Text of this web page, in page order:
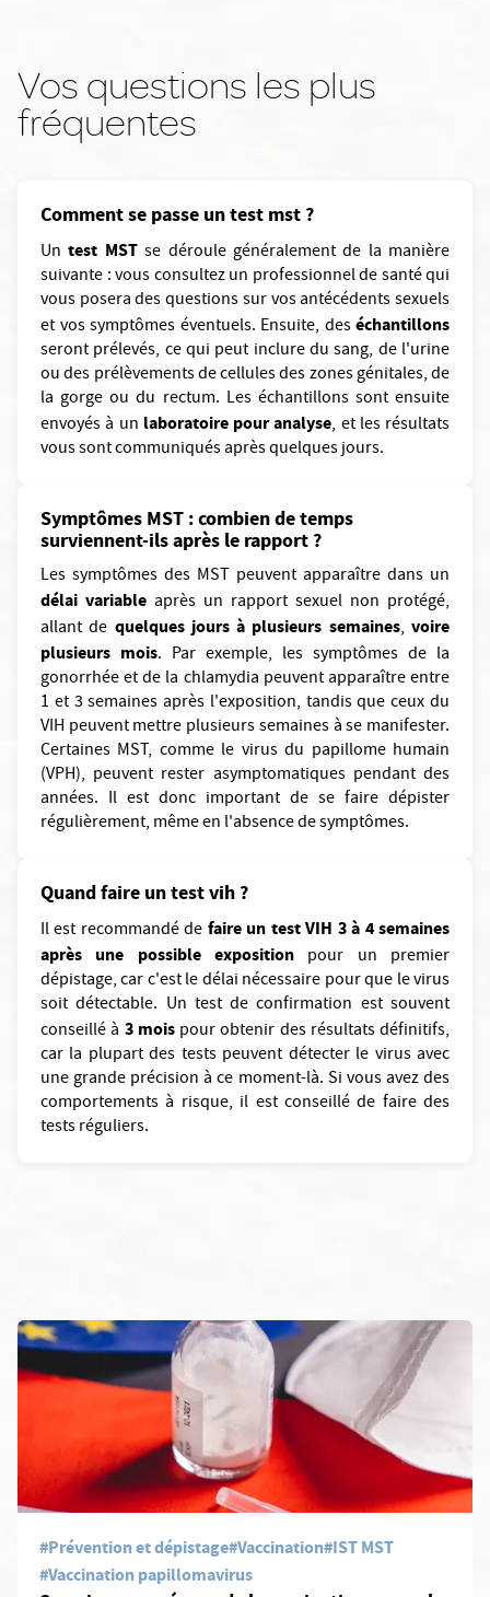
Vos questions les plus
fréquentes
Comment se passe un test mst ?
Untest MSTse déroule généralement de la manière
suivante : vous consultez un professionnel de santé qui
vous posera des questions sur vos antécédents sexuels
et vos symptômes éventuels. Ensuite, deséchantillons
seront prélevés, ce qui peut inclure du sang, de l'urine
ou des prélèvements de cellules des zones génitales, de
la gorge ou du rectum. Les échantillons sont ensuite
envoyés à un laboratoire pour analyse, et les résultats
vous sont communiqués après quelques jours.
Symptômes MST : combien de temps
surviennent-ils après le rapport ?
Les symptômes des MST peuvent apparaître dans un
délai variable après un rapport sexuel non protégé,
allant de quelques jours à plusieurs semaines,voire
plusieurs mois. Par exemple, les symptômes de la
gonorrhée et de la chlamydia peuvent apparaître entre
1 et 3 semaines après l'exposition, tandis que ceux du
VIH peuvent mettre plusieurs semaines à se manifester.
Certaines MST, comme le virus du papillome humain
(VPH), peuvent rester asymptomatiques pendant des
années. Il est donc important de se faire dépister
régulièrement, même en l'absence de symptômes.
Quand faire un test vih ?
Il est recommandé de faire un test VIH 3 à 4 semaines
après une possible exposition pour un premier
dépistage, car c'est le délai nécessaire pour que le virus
soit détectable. Un test de confirmation est souvent
conseillé à 3 moispour obtenir des résultats définitifs,
car la plupart des tests peuvent détecter le virus avec
une grande précision à ce moment-là. Si vous avez des
comportements à risque, il est conseillé de faire des
tests réguliers.
En savoir plus: Semaine européenne de la vaccination : rappel
#Prévention et dépistage#Vaccination#IST MST
#Vaccination papillomavirus